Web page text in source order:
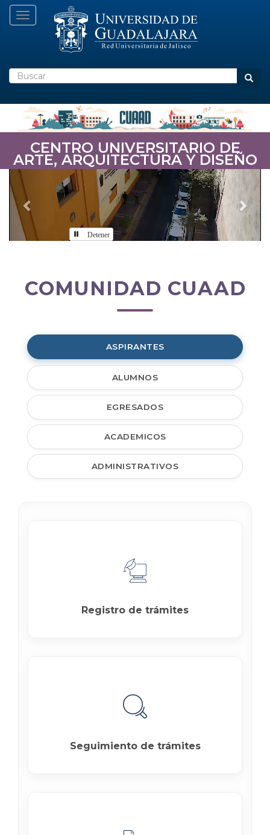
Pasar
Toggle navigation
Buscar
CENTRO UNIVERSITARIO DE
ARTE, ARQUITECTURA Y DISEÑO
Previous Next
Detener
Comunidad
COMUNIDAD CUAAD
ASPIRANTES
ALUMNOS
EGRESADOS
ACADEMICOS
ADMINISTRATIVOS
Registro de trámites
Seguimiento de trámites